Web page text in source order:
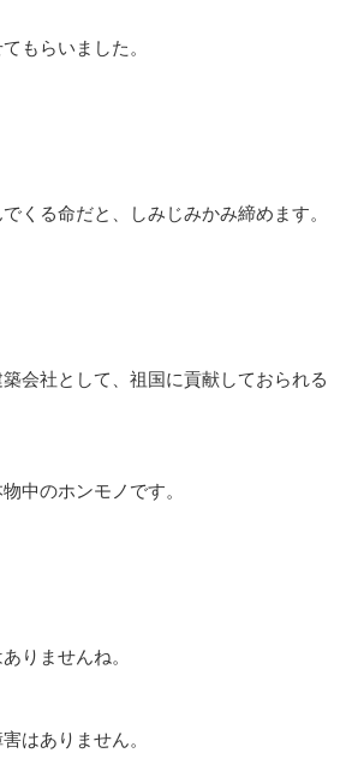
もらいました。
る命だと、しみじみかみ締めます。
会社として、祖国に貢献しておられる
物中のホンモノです。
りませんね。
はありません。